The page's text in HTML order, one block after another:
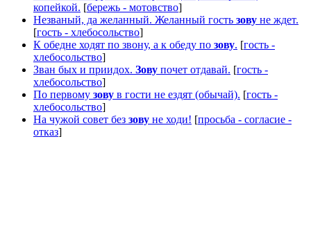
копейкой. [бережь - мотовство]
Незваный, да желанный. Желанный гость зову не ждет.
[гость - хлебосольство]
К обедне ходят по звону, а к обеду по зову. [гость -
хлебосольство]
Зван бых и приидох. Зову почет отдавай. [гость -
хлебосольство]
По первому зову в гости не ездят (обычай). [гость -
хлебосольство]
На чужой совет без зову не ходи! [просьба - согласие -
отказ]